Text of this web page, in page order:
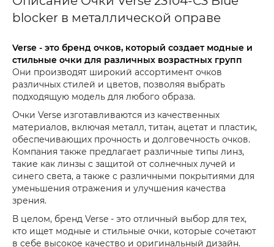
blocker в металлической оправе
Verse - это бренд очков, который создает модные и
стильные очки для различных возрастных групп
Они производят широкий ассортимент очков
различных стилей и цветов, позволяя выбрать
подходящую модель для любого образа.
Очки Verse изготавливаются из качественных
материалов, включая металл, титан, ацетат и пластик,
обеспечивающих прочность и долговечность очков.
Компания также предлагает различные типы линз,
такие как линзы с защитой от солнечных лучей и
синего света, а также с различными покрытиями для
уменьшения отражения и улучшения качества
зрения.
В целом, бренд Verse - это отличный выбор для тех,
кто ищет модные и стильные очки, которые сочетают
в себе высокое качество и оригинальный дизайн.